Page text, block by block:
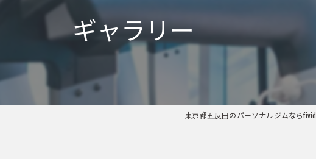
ギャラリー
東京都五反田のパーソナルジムならfivid